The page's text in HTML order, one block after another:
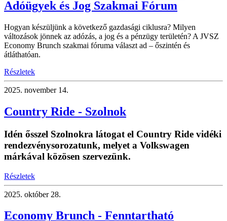
Adóügyek és Jog Szakmai Fórum
Hogyan készüljünk a következő gazdasági ciklusra? Milyen
változások jönnek az adózás, a jog és a pénzügy területén? A JVSZ
Economy Brunch szakmai fóruma választ ad – őszintén és
átláthatóan.
Részletek
2025. november 14.
Country Ride - Szolnok
Idén ősszel Szolnokra látogat el Country Ride vidéki
rendezvénysorozatunk, melyet a Volkswagen
márkával közösen szervezünk.
Részletek
2025. október 28.
Economy Brunch - Fenntartható